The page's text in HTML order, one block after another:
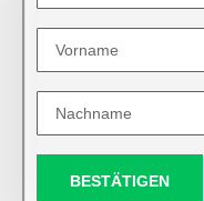
BESTÄTIGEN